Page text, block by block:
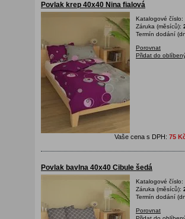
Povlak krep 40x40 Nina fialová
Katalogové číslo:
Záruka (měsíců):
Termín dodání
Porovnat
Přidat do
Vaše cena s DPH: 75
Povlak bavlna 40x40 Cibule šedá
Katalogové číslo:
Záruka (měsíců):
Termín dodání
Porovnat